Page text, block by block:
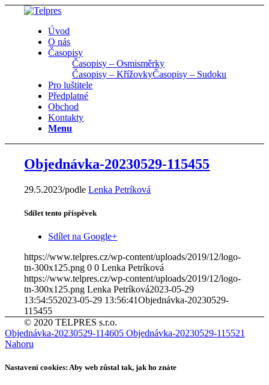
Úvod
O nás
Časopisy
Časopisy – Osmisměrky
Časopisy – KřížovkyČasopisy – Sudoku
Pro luštitele
Předplatné
Obchod
Kontakty
Menu
Objednávka-20230529-115455
29.5.2023/podleLenka Petríková
Sdílet tento příspěvek
Sdílet na Google+
https://www.telpres.cz/wp-content/uploads/2019/12/logo-
tn-300x125.png 0 0 Lenka Petríková
https://www.telpres.cz/wp-content/uploads/2019/12/logo-
tn-300x125.png Lenka Petríková2023-05-29
13:54:552023-05-29 13:56:41Objednávka-20230529-
115455
© 2020 TELPRES s.r.o.
Objednávka-20230529-114605 Objednávka-20230529-115521
Nahoru
Nastavení cookies: Aby web zůstal tak, jak ho znáte